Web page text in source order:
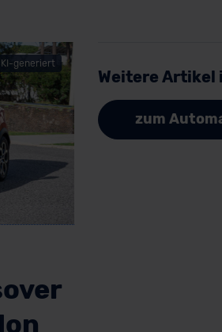
KI-generiert
Weitere Artikel
zum